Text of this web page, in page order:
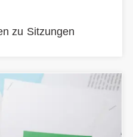
zu Sitzungen